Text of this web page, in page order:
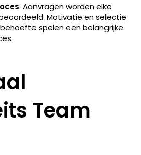
: Aanvragen worden elke
Motivatie en selectie
spelen een belangrijke
Team